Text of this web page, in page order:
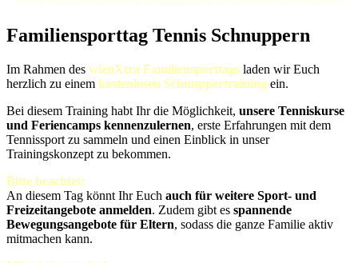
Familiensporttag Tennis Schnuppern
Im Rahmen des wienXtra Familiensporttags laden wir Euch
herzlich zu einem kostenlosen Schnuppertraining ein.
Bei diesem Training habt Ihr die Möglichkeit, unsere Tenniskurse
und Feriencamps kennenzulernen, erste Erfahrungen mit dem
Tennissport zu sammeln und einen Einblick in unser
Trainingskonzept zu bekommen.
Bitte beachtet:
An diesem Tag könnt Ihr Euch auch für weitere Sport- und
Freizeitangebote anmelden. Zudem gibt es spannende
Bewegungsangebote für Eltern, sodass die ganze Familie aktiv
mitmachen kann.